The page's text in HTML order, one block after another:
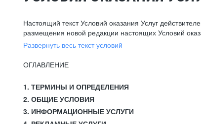
Настоящий текст Условий оказания Услуг
размещения новой редакции настоящих Условий
Развернуть весь текст условий
ОГЛАВЛЕНИЕ
1. ТЕРМИНЫ И ОПРЕДЕЛЕНИЯ
2. ОБЩИЕ УСЛОВИЯ
3. ИНФОРМАЦИОННЫЕ УСЛУГИ